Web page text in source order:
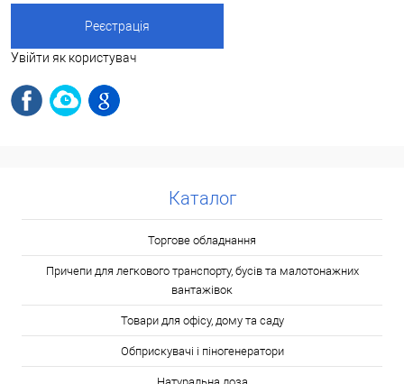
Увійти як користувач
Каталог
Торгове обладнання
Причепи для легкового транспорту, бусів та малотонажних
вантажівок
Товари для офісу, дому та саду
Обприскувачі і піногенератори